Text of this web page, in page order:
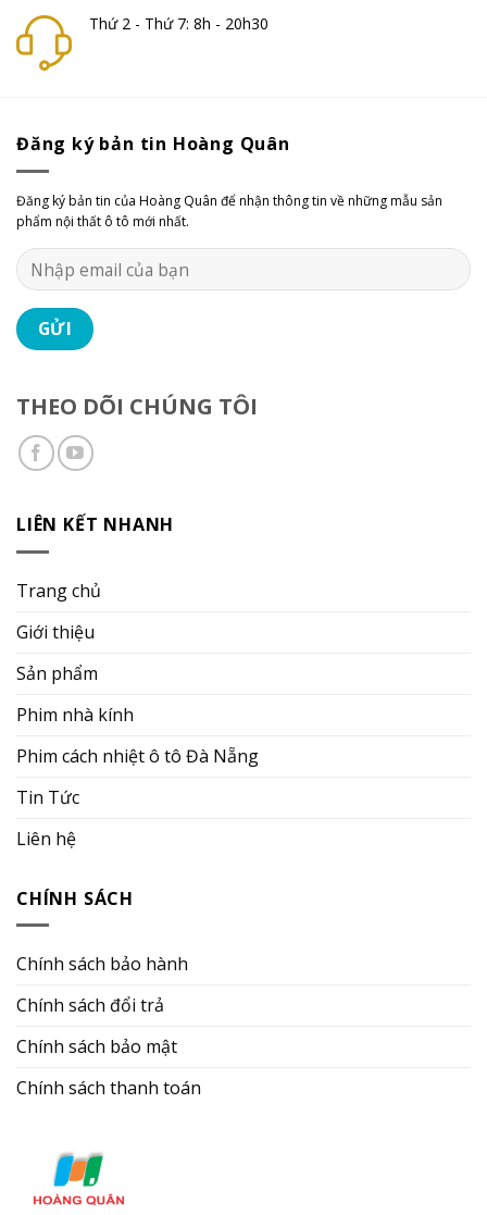
Thứ 2 - Thứ 7: 8h - 20h30
Đăng ký bản tin Hoàng Quân
Đăng ký bản tin của Hoàng Quân để nhận thông tin về những mẫu sản
phẩm nội thất ô tô mới nhất.
THEO DÕI CHÚNG TÔI
LIÊN KẾT NHANH
Trang chủ
Giới thiệu
Sản phẩm
Phim nhà kính
Phim cách nhiệt ô tô Đà Nẵng
Tin Tức
Liên hệ
CHÍNH SÁCH
Chính sách bảo hành
Chính sách đổi trả
Chính sách bảo mật
Chính sách thanh toán